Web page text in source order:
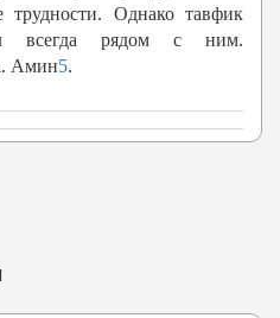
Однако тавфик
всегда рядом с ним.
Амин5.